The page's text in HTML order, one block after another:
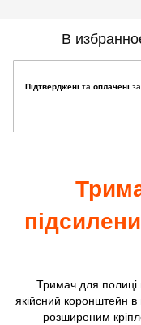
В
Підтверджені та оплачені
Тримач для полиці
якійсний коронштейн в
розширеним